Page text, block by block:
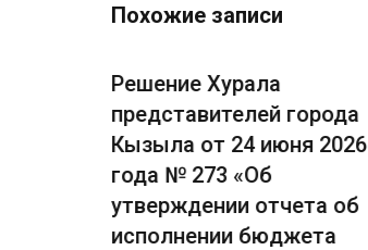
Похожие записи
Решение Хурала
представителей города
Кызыла от 24 июня 2026
года № 273 «Об
утверждении отчета об
исполнении бюджета